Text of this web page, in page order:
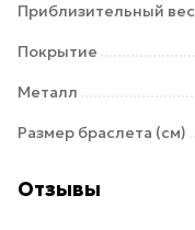
Приблизительный вес
Покрытие
Металл
Размер браслета (см)
Отзывы